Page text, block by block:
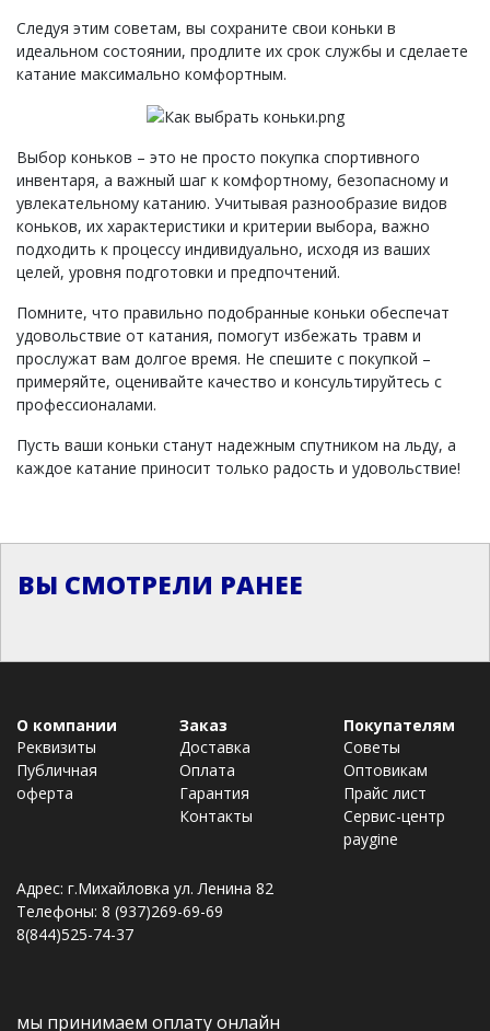
Следуя этим советам, вы сохраните свои коньки в
идеальном состоянии, продлите их срок службы и сделаете
катание максимально комфортным.
Выбор коньков – это не просто покупка спортивного
инвентаря, а важный шаг к комфортному, безопасному и
увлекательному катанию. Учитывая разнообразие видов
коньков, их характеристики и критерии выбора, важно
подходить к процессу индивидуально, исходя из ваших
целей, уровня подготовки и предпочтений.
Помните, что правильно подобранные коньки обеспечат
удовольствие от катания, помогут избежать травм и
прослужат вам долгое время. Не спешите с покупкой –
примеряйте, оценивайте качество и консультируйтесь с
профессионалами.
Пусть ваши коньки станут надежным спутником на льду, а
каждое катание приносит только радость и удовольствие!
ВЫ СМОТРЕЛИ РАНЕЕ
О компании
Реквизиты
Публичная
оферта
Заказ
Доставка
Оплата
Гарантия
Контакты
Покупателям
Советы
Оптовикам
Прайс лист
Сервис-центр
paygine
Адрес: г.Михайловка ул. Ленина 82
Телефоны: 8 (937)269-69-69
8(844)525-74-37
мы принимаем оплату онлайн